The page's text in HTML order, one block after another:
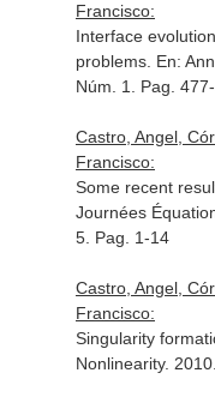
Francisco:
Interface
problems. En:
Núm. 1. Pag.
Castro, Angel,
Francisco:
Some recent
Journées
5. Pag. 1-14
Castro, Angel,
Francisco:
Singularity
Nonlinearity.